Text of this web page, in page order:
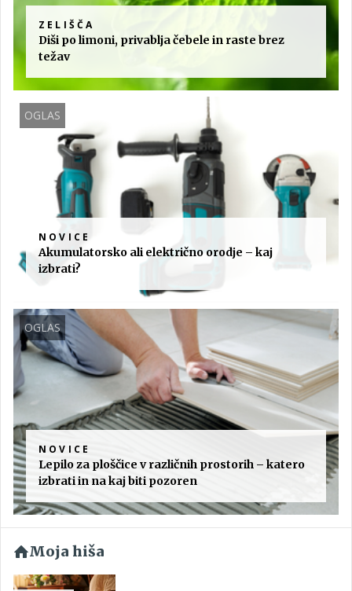
ZELIŠČA
Diši po limoni, privablja čebele in raste brez
težav
OGLAS
NOVICE
Akumulatorsko ali električno orodje – kaj
izbrati?
OGLAS
NOVICE
Lepilo za ploščice v različnih prostorih – katero
izbrati in na kaj biti pozoren
Moja hiša